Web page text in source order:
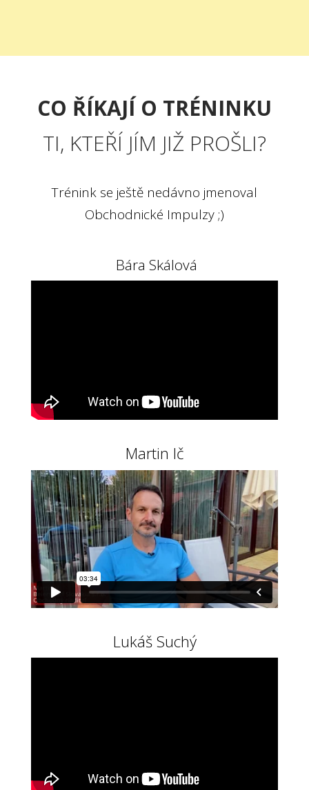
CO ŘÍKAJÍ O TRÉNINKU
TI, KTEŘÍ JÍM JIŽ PROŠLI?
Trénink se ještě nedávno jmenoval
Obchodnické Impulzy ;)
Bára Skálová
Martin Ič
Lukáš Suchý